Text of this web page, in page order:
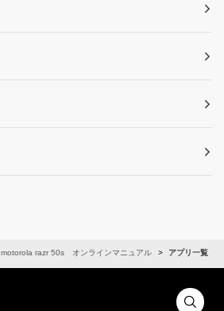
motorola razr 50s オンラインマニュアル アプリ一覧